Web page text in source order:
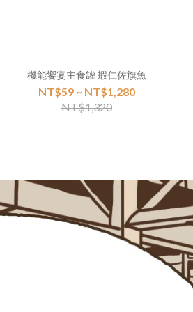
機能饗宴主食罐 蝦仁佐旗魚
NT$59 ~ NT$1,280
NT$1,320